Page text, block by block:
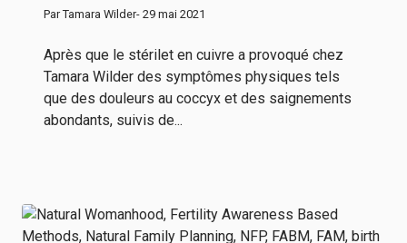
Par Tamara Wilder- 29 mai 2021
Après que le stérilet en cuivre a provoqué chez
Tamara Wilder des symptômes physiques tels
que des douleurs au coccyx et des saignements
abondants, suivis de...